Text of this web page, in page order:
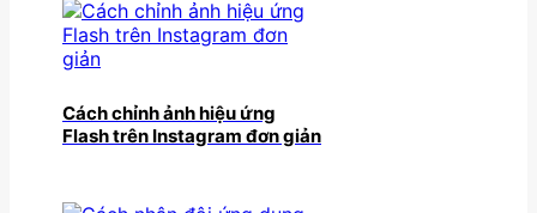
Cách chỉnh ảnh hiệu ứng
Flash trên Instagram đơn giản